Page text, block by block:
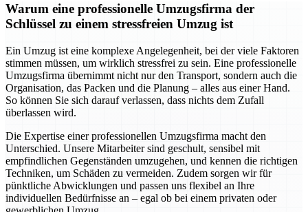
Warum eine professionelle Umzugsfirma der
Schlüssel zu einem stressfreien Umzug ist
Ein Umzug ist eine komplexe Angelegenheit, bei der viele Faktoren
stimmen müssen, um wirklich stressfrei zu sein. Eine professionelle
Umzugsfirma übernimmt nicht nur den Transport, sondern auch die
Organisation, das Packen und die Planung – alles aus einer Hand.
So können Sie sich darauf verlassen, dass nichts dem Zufall
überlassen wird.
Die Expertise einer professionellen Umzugsfirma macht den
Unterschied. Unsere Mitarbeiter sind geschult, sensibel mit
empfindlichen Gegenständen umzugehen, und kennen die richtigen
Techniken, um Schäden zu vermeiden. Zudem sorgen wir für
pünktliche Abwicklungen und passen uns flexibel an Ihre
individuellen Bedürfnisse an – egal ob bei einem privaten oder